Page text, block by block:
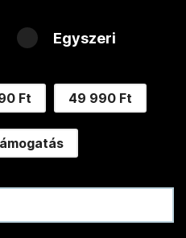
Egyszeri
Ft 49 990 Ft